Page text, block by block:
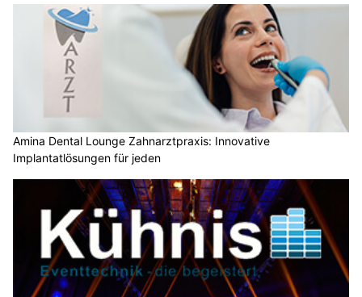
Amina Dental Lounge Zahnarztpraxis: Innovative
Implantatlösungen für jeden